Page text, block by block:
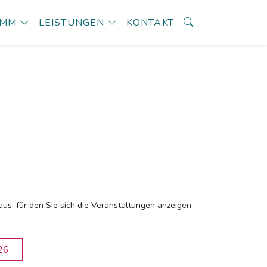
LEISTUNGEN KONTAKT
für den Sie sich die Veranstaltungen anzeigen